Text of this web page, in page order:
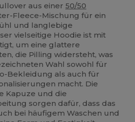
aus einer50/50
Fleece-Mischung für ein
und langlebige
vielseitige Hoodie ist mit
um eine glattere
die Pilling widersteht, was
Wahl sowohl für
Bekleidung als auch für
macht. Die
Kapuze und die
sorgen dafür, dass das
bei häufigem Waschen und